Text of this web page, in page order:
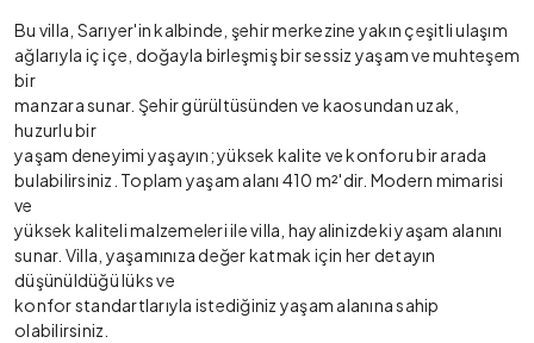
Bu villa, Sarıyer'in kalbinde, şehir merkezine yakın çeşitli ulaşım
ağlarıyla iç içe, doğayla birleşmiş bir sessiz yaşam ve muhteşem
bir
manzara sunar. Şehir gürültüsünden ve kaosundan uzak,
huzurlu bir
yaşam deneyimi yaşayın; yüksek kalite ve konforu bir arada
bulabilirsiniz. Toplam yaşam alanı 410 m²'dir. Modern mimarisi
ve
yüksek kaliteli malzemeleri ile villa, hayalinizdeki yaşam alanını
sunar. Villa, yaşamınıza değer katmak için her detayın
düşünüldüğü lüks ve
konfor standartlarıyla istediğiniz yaşam alanına sahip
olabilirsiniz.